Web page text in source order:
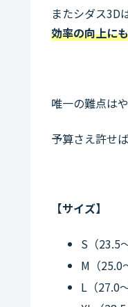
またシダス3D
効率の向上に
唯一の難点は
予算さえ許せ
【サイズ】
S（23.5
M（25.0
L（27.0